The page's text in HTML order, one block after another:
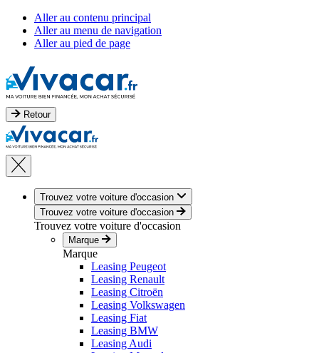
Aller au contenu principal
Aller au menu de navigation
Aller au pied de page
Retour
Trouvez votre voiture d'occasion
Trouvez votre voiture d'occasion
Trouvez votre voiture d'occasion
Marque
Marque
Leasing Peugeot
Leasing Renault
Leasing Citroën
Leasing Volkswagen
Leasing Fiat
Leasing BMW
Leasing Audi